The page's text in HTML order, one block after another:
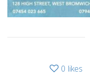
0 likes